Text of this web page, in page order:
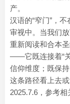
产。
汉语的“窄门”，
审视中。当我们
重新阅读和合本
——它既连接着“关
信仰维度；既保
这条路径看上去或
2025.7.6，参考相